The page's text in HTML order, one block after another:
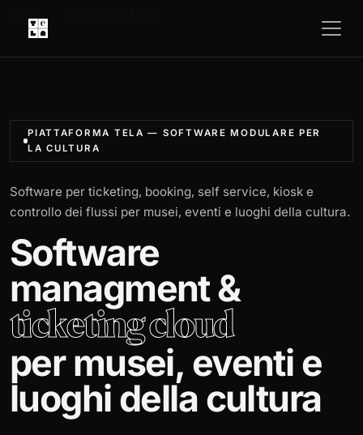
PIATTAFORMA TELA — SOFTWARE MODULARE PER
LA CULTURA
Software per ticketing, booking, self service, kiosk e
controllo dei flussi per musei, eventi e luoghi della cultura.
Software
managment &
ticketing cloud
per musei, eventi e
luoghi della cultura